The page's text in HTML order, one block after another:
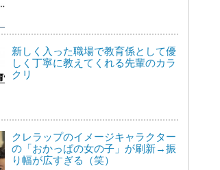
新しく入った職場で教育係として優
しく丁寧に教えてくれる先輩のカラ
クリ
クレラップのイメージキャラクター
の「おかっぱの女の子」が刷新→振
り幅が広すぎる（笑）